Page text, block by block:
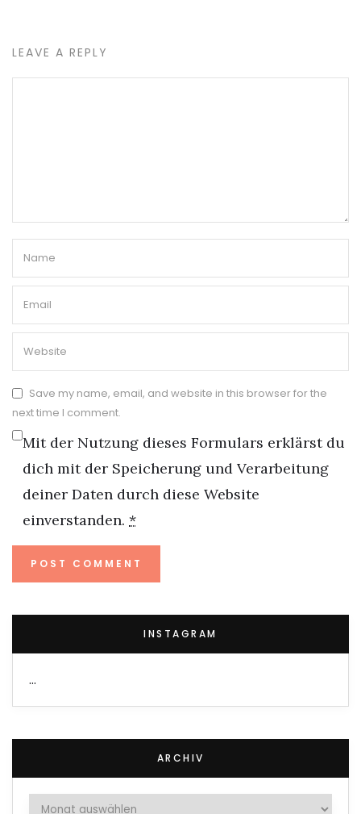
LEAVE A REPLY
Save my name, email, and website in this browser for the
next time I comment.
Mit der Nutzung dieses Formulars erklärst du
dich mit der Speicherung und Verarbeitung
deiner Daten durch diese Website
einverstanden. *
INSTAGRAM
…
ARCHIV
Archiv